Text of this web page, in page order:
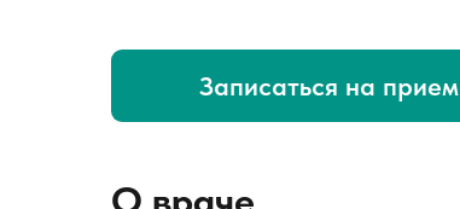
Записаться на прием